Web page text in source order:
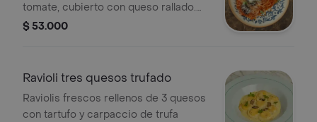
tomate, cubierto con queso rallado.
Porción personal.
$ 53.000
Ravioli tres quesos trufado
Raviolis frescos rellenos de 3 quesos
con tartufo y carpaccio de trufa